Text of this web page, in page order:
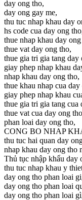
day ong tho,
day ong gay me,
thu tuc nhap khau day
hs code cua day ong
thue nhap khau day
thue vat day ong tho,
thue gia tri gia tang day
giay phep nhap khau
nhap khau day ong tho,
thue khau nhap cua day
giay phep nhap khau
thue gia tri gia tang cua
thue vat cua day ong
phan loai day ong tho,
CONG BO NHAP
thu tuc hai quan day
nhap khau day ong tho
Thủ tục nhập khẩu day
thu tuc nhap khau y
day ong tho phan loai
day ong tho phan loai
day ong tho phan loai